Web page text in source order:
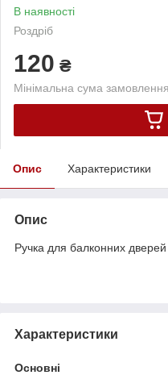
В наявності
Роздріб
120 ₴
Мінімальна сума
Опис Характеристики
Опис
Ручка для балконних
Характеристики
Основні